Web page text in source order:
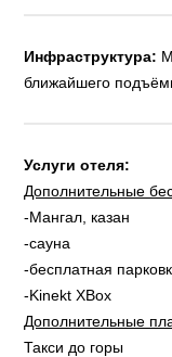
Инфраструктура:
ближайшего
Услуги отеля:
Дополнительные
-Мангал, казан
-сауна
-бесплатная
-Kinekt XBox
Дополнительные
Такси до горы